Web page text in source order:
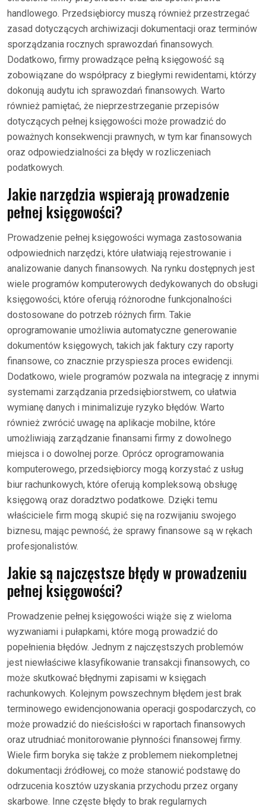
handlowego. Przedsiębiorcy muszą również przestrzegać
zasad dotyczących archiwizacji dokumentacji oraz terminów
sporządzania rocznych sprawozdań finansowych.
Dodatkowo, firmy prowadzące pełną księgowość są
zobowiązane do współpracy z biegłymi rewidentami, którzy
dokonują audytu ich sprawozdań finansowych. Warto
również pamiętać, że nieprzestrzeganie przepisów
dotyczących pełnej księgowości może prowadzić do
poważnych konsekwencji prawnych, w tym kar finansowych
oraz odpowiedzialności za błędy w rozliczeniach
podatkowych.
Jakie narzędzia wspierają prowadzenie
pełnej księgowości?
Prowadzenie pełnej księgowości wymaga zastosowania
odpowiednich narzędzi, które ułatwiają rejestrowanie i
analizowanie danych finansowych. Na rynku dostępnych jest
wiele programów komputerowych dedykowanych do obsługi
księgowości, które oferują różnorodne funkcjonalności
dostosowane do potrzeb różnych firm. Takie
oprogramowanie umożliwia automatyczne generowanie
dokumentów księgowych, takich jak faktury czy raporty
finansowe, co znacznie przyspiesza proces ewidencji.
Dodatkowo, wiele programów pozwala na integrację z innymi
systemami zarządzania przedsiębiorstwem, co ułatwia
wymianę danych i minimalizuje ryzyko błędów. Warto
również zwrócić uwagę na aplikacje mobilne, które
umożliwiają zarządzanie finansami firmy z dowolnego
miejsca i o dowolnej porze. Oprócz oprogramowania
komputerowego, przedsiębiorcy mogą korzystać z usług
biur rachunkowych, które oferują kompleksową obsługę
księgową oraz doradztwo podatkowe. Dzięki temu
właściciele firm mogą skupić się na rozwijaniu swojego
biznesu, mając pewność, że sprawy finansowe są w rękach
profesjonalistów.
Jakie są najczęstsze błędy w prowadzeniu
pełnej księgowości?
Prowadzenie pełnej księgowości wiąże się z wieloma
wyzwaniami i pułapkami, które mogą prowadzić do
popełnienia błędów. Jednym z najczęstszych problemów
jest niewłaściwe klasyfikowanie transakcji finansowych, co
może skutkować błędnymi zapisami w księgach
rachunkowych. Kolejnym powszechnym błędem jest brak
terminowego ewidencjonowania operacji gospodarczych, co
może prowadzić do nieścisłości w raportach finansowych
oraz utrudniać monitorowanie płynności finansowej firmy.
Wiele firm boryka się także z problemem niekompletnej
dokumentacji źródłowej, co może stanowić podstawę do
odrzucenia kosztów uzyskania przychodu przez organy
skarbowe. Inne częste błędy to brak regularnych